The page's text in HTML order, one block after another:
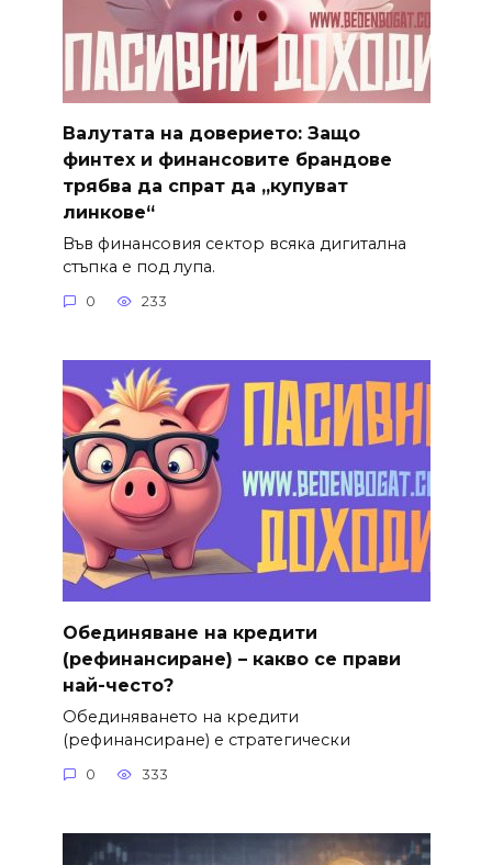
Валутата на доверието: Защо
финтех и финансовите брандове
трябва да спрат да „купуват
линкове“
Във финансовия сектор всяка дигитална
стъпка е под лупа.
0 233
Обединяване на кредити
(рефинансиране) – какво се прави
най-често?
Обединяването на кредити
(рефинансиране) е стратегически
0 333